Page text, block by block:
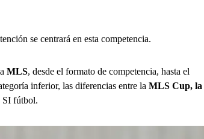
se centrará en esta competencia.
MLS, desde el formato de competencia, hasta el
inferior, las diferencias entre la MLS Cup, la
SI fútbol.